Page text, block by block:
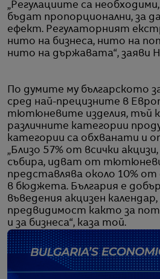
„Регулациите са
бъдат пропорционални, за
ефект. Регулаторният
нито на бизнеса, нито на
нито на държавата“, заяви
По думите му българското
сред най-прецизните в
тютюневите изделия, тъй
различните категории
категории са обхванати и
„Близо 57% от всички
събира, идват от тютюневи
представлява около 10%
в бюджета. България е
въведения акцизен
предвидимост както за
и за бизнеса“, каза той.